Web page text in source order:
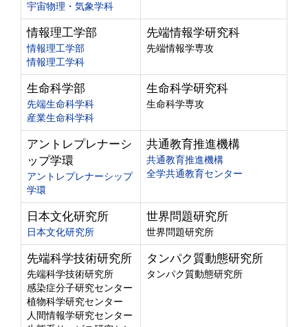
宇宙物理・気象学科
情報理工学部
情報理工学部
情報理工学科
先端情報学研究科
先端情報学専攻
生命科学部
先端生命科学科
産業生命科学科
生命科学研究科
生命科学専攻
アントレプレナーシ
ップ学環
アントレプレナーシップ
学環
共通教育推進機構
共通教育推進機構
全学共通教育センター
日本文化研究所
日本文化研究所
世界問題研究所
世界問題研究所
先端科学技術研究所
先端科学技術研究所
感染症分子研究センター
植物科学研究センター
人間情報学研究センター
タンパク質動態研究所
タンパク質動態研究所